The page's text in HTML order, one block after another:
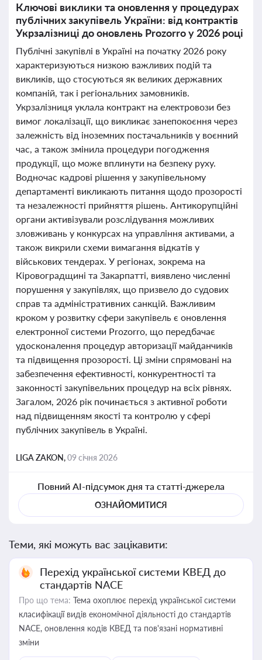
Ключові виклики та оновлення у процедурах
публічних закупівель України: від контрактів
Укрзалізниці до оновлень Prozorro у 2026 році
Публічні закупівлі в Україні на початку 2026 року
характеризуються низкою важливих подій та
викликів, що стосуються як великих державних
компаній, так і регіональних замовників.
Укрзалізниця уклала контракт на електровози без
вимог локалізації, що викликає занепокоєння через
залежність від іноземних постачальників у воєнний
час, а також змінила процедури погодження
продукції, що може вплинути на безпеку руху.
Водночас кадрові рішення у закупівельному
департаменті викликають питання щодо прозорості
та незалежності прийняття рішень. Антикорупційні
органи активізували розслідування можливих
зловживань у конкурсах на управління активами, а
також викрили схеми вимагання відкатів у
військових тендерах. У регіонах, зокрема на
Кіровоградщині та Закарпатті, виявлено численні
порушення у закупівлях, що призвело до судових
справ та адміністративних санкцій. Важливим
кроком у розвитку сфери закупівель є оновлення
електронної системи Prozorro, що передбачає
удосконалення процедур авторизації майданчиків
та підвищення прозорості. Ці зміни спрямовані на
забезпечення ефективності, конкурентності та
законності закупівельних процедур на всіх рівнях.
Загалом, 2026 рік починається з активної роботи
над підвищенням якості та контролю у сфері
публічних закупівель в Україні.
LIGA ZAKON,09 січня 2026
Повний AI-підсумок дня та статті-джерела
ОЗНАЙОМИТИСЯ
Теми, які можуть вас зацікавити:
Перехід української системи КВЕД до
стандартів NACE
Про що тема: Тема охоплює перехід української системи
класифікації видів економічної діяльності до стандартів
NACE, оновлення кодів КВЕД та пов'язані нормативні
зміни